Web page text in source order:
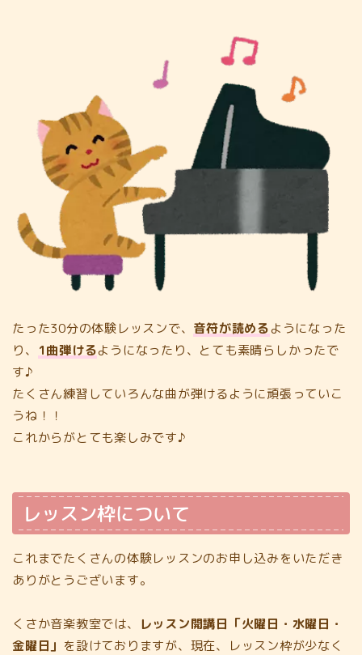
たった30分の体験レッスンで、 音符が読めるようになった
り、
1曲弾けるようになったり、とても素晴らしかったで
す♪
たくさん練習していろんな曲が弾けるように頑張っていこ
うね！！
これからがとても楽しみです♪
レッスン枠について
これまでたくさんの体験レッスンのお申し込みをいただき
ありがとうございます。
くさか音楽教室では、
レッスン開講日「火曜日・水曜日・
金曜日」 を設けておりますが、現在、レッスン枠が少なく